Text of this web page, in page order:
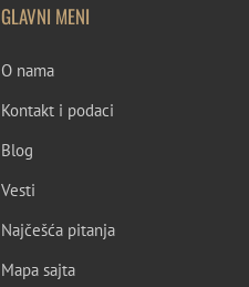
GLAVNI MENI
O nama
Kontakt i podaci
Blog
Vesti
Najčešća pitanja
Mapa sajta